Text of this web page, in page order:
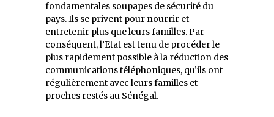
fondamentales soupapes de sécurité du
pays. Ils se privent pour nourrir et
entretenir plus que leurs familles. Par
conséquent, l’Etat est tenu de procéder le
plus rapidement possible à la réduction des
communications téléphoniques, qu’ils ont
régulièrement avec leurs familles et
proches restés au Sénégal.